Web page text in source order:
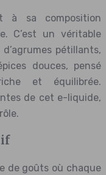
à sa composition
C’est un véritable
pétillants,
douces, pensé
et équilibrée.
de cet e-liquide,
de goûts où chaque